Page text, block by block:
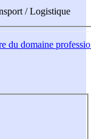
/ Logistique
du domaine